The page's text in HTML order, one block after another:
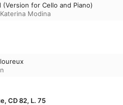
(Version for Cello and Piano)
Katerina Modina
CD 82, L. 75